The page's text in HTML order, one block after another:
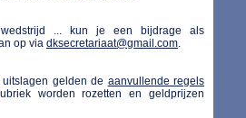
... kun je een bijdrage als
op via dksecretariaat@gmail.com.
gelden de aanvullende regels
worden rozetten en geldprijzen